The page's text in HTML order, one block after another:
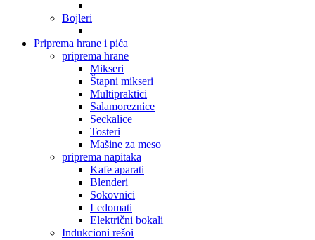
Bojleri
Priprema hrane i pića
priprema hrane
Mikseri
Štapni mikseri
Multipraktici
Salamoreznice
Seckalice
Tosteri
Mašine za meso
priprema napitaka
Kafe aparati
Blenderi
Sokovnici
Ledomati
Električni bokali
Indukcioni rešoi